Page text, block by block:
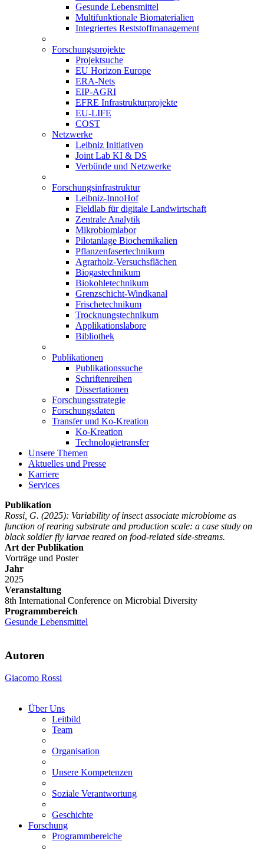
Gesunde Lebensmittel
Multifunktionale Biomaterialien
Integriertes Reststoffmanagement
Forschungsprojekte
Projektsuche
EU Horizon Europe
ERA-Nets
EIP-AGRI
EFRE Infrastrukturprojekte
EU-LIFE
COST
Netzwerke
Leibniz Initiativen
Joint Lab KI & DS
Verbünde und Netzwerke
Forschungsinfrastruktur
Leibniz-InnoHof
Fieldlab für digitale Landwirtschaft
Zentrale Analytik
Mikrobiomlabor
Pilotanlage Biochemikalien
Pflanzenfasertechnikum
Agrarholz-Versuchsflächen
Biogastechnikum
Biokohletechnikum
Grenzschicht-Windkanal
Frischetechnikum
Trocknungstechnikum
Applikationslabore
Bibliothek
Publikationen
Publikationssuche
Schriftenreihen
Dissertationen
Forschungsstrategie
Forschungsdaten
Transfer und Ko-Kreation
Ko-Kreation
Technologietransfer
Unsere Themen
Aktuelles und Presse
Karriere
Services
Publikation
Rossi, G. (2025): Variability of insect associate microbiome as
function of rearing substrate and production scale: a case study on
black soldier fly larvae reared on food-related side-streams.
Art der Publikation
Vorträge und Poster
Jahr
2025
Veranstaltung
8th International Conference on Microbial Diversity
Programmbereich
Gesunde Lebensmittel
Autoren
Giacomo Rossi
Über Uns
Leitbild
Team
Organisation
Unsere Kompetenzen
Soziale Verantwortung
Geschichte
Forschung
Programmbereiche